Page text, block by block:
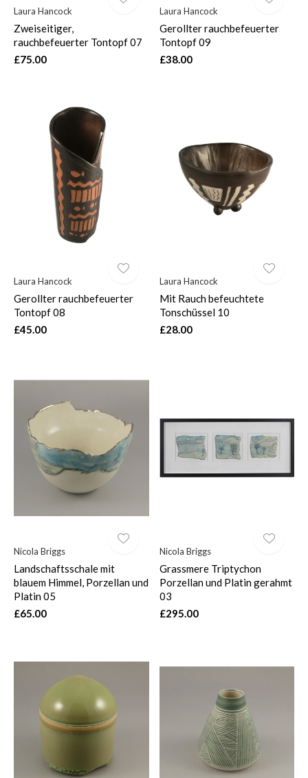
Laura Hancock
Zweiseitiger,
rauchbefeuerter Tontopf 07
£75.00
Laura Hancock
Gerollter rauchbefeuerter
Tontopf 09
£38.00
Laura Hancock
Gerollter rauchbefeuerter
Tontopf 08
£45.00
Laura Hancock
Mit Rauch befeuchtete
Tonschüssel 10
£28.00
Nicola Briggs
Landschaftsschale mit
blauem Himmel, Porzellan und
Platin 05
£65.00
Nicola Briggs
Grassmere Triptychon
Porzellan und Platin gerahmt
03
£295.00